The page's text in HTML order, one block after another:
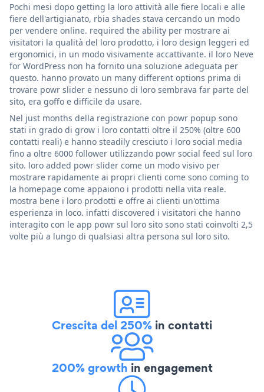
Pochi mesi dopo getting la loro attività alle fiere locali e alle
fiere dell'artigianato, rbia shades stava cercando un modo
per vendere online. required the ability per mostrare ai
visitatori la qualità del loro prodotto, i loro design leggeri ed
ergonomici, in un modo visivamente accattivante. il loro Neve
for WordPress non ha fornito una soluzione adeguata per
questo. hanno provato un many different options prima di
trovare powr slider e nessuno di loro sembrava far parte del
sito, era goffo e difficile da usare.
Nel just months della registrazione con powr popup sono
stati in grado di grow i loro contatti oltre il 250% (oltre 600
contatti reali) e hanno steadily cresciuto i loro social media
fino a oltre 6000 follower utilizzando powr social feed sul loro
sito. loro added powr slider come un modo visivo per
mostrare rapidamente ai propri clienti come sono coming to
la homepage come appaiono i prodotti nella vita reale.
mostra bene i loro prodotti e offre ai clienti un'ottima
esperienza in loco. infatti discovered i visitatori che hanno
interagito con le app powr sul loro sito sono stati coinvolti 2,5
volte più a lungo di qualsiasi altra persona sul loro sito.
Crescita del 250% in contatti
200% growth in engagement